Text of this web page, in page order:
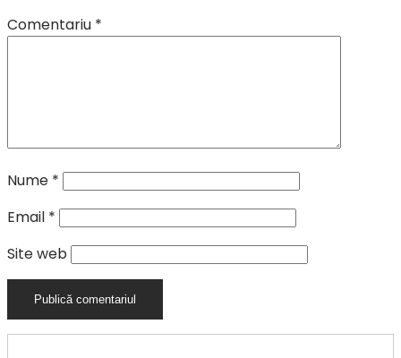
Comentariu *
Nume *
Email *
Site web